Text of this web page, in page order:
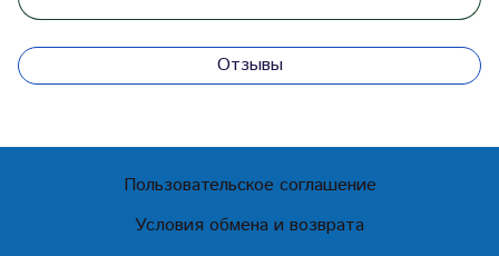
Отзывы
Пользовательское соглашение
Условия обмена и возврата